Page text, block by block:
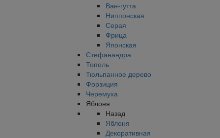
Ван-гутта
Ниппонская
Серая
Фрица
Японская
Стефанандра
Тополь
Тюльпанное дерево
Форзиция
Черемуха
Яблоня
Назад
Яблоня
Декоративная